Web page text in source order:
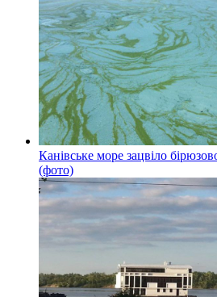
Канівське море зацвіло
(фото)